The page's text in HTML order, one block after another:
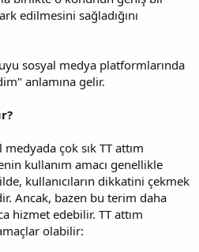
edilmesini sağladığını
sosyal medya platformlarında
anlamına gelir.
çok sık TT attım
kullanım amacı genellikle
kullanıcıların dikkatini çekmek
Ancak, bazen bu terim daha
hizmet edebilir. TT attım
olabilir: